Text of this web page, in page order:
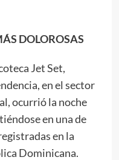
DOLOROSAS
Jet Set,
en el sector
ocurrió la noche
en una de
en la
Dominicana.